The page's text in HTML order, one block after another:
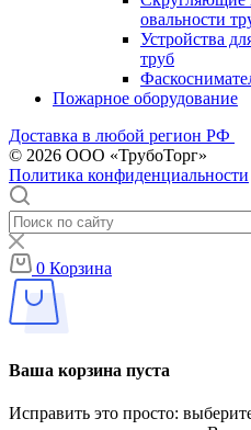
овальности
Устройства
труб
Пожарное оборудование
Доставка в любой регион РФ
© 2026 ООО «ТрубоТорг»
Политика конфиденциальности
0 Корзина
Ваша корзина пуста
Исправить это просто: